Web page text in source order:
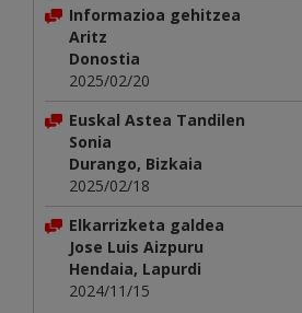
Informazioa gehitzea
Aritz
Donostia
2025/02/20
Euskal Astea Tandilen
Sonia
Durango, Bizkaia
2025/02/18
Elkarrizketa galdea
Jose Luis Aizpuru
Hendaia, Lapurdi
2024/11/15